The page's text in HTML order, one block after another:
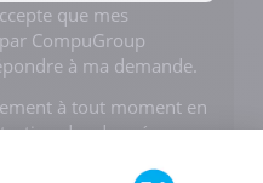
que mes
CompuGroup
à ma demande.
à tout moment en
des données.
notre